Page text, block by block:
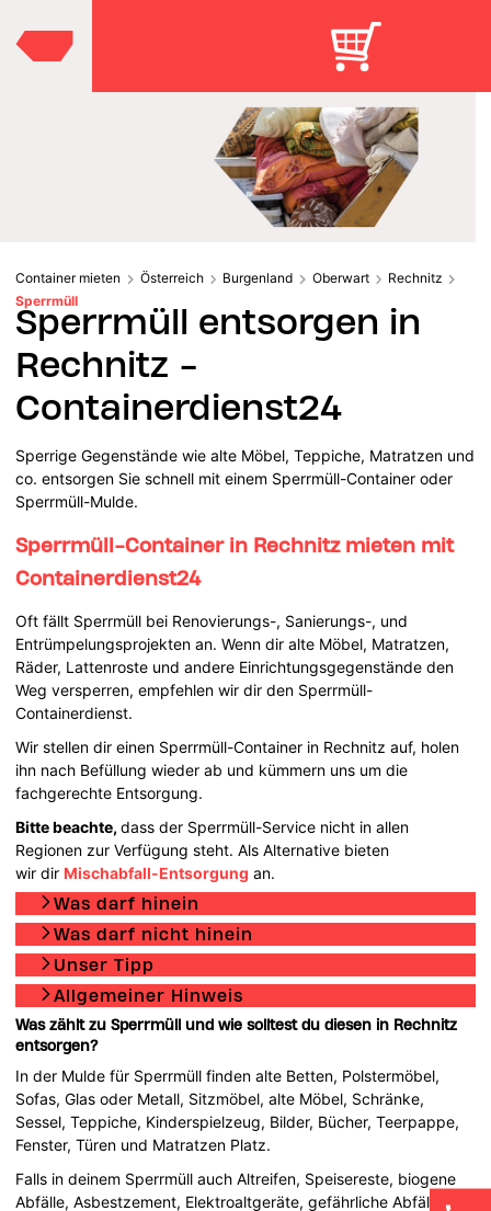
Container mieten Österreich Burgenland Oberwart
Rechnitz
Sperrmüll
Sperrmüll entsorgen in
Rechnitz -
Containerdienst24
Sperrige Gegenstände wie alte Möbel, Teppiche, Matratzen und
co. entsorgen Sie schnell mit einem Sperrmüll-Container oder
Sperrmüll-Mulde.
Sperrmüll-Container in Rechnitz mieten mit
Containerdienst24
Oft fällt Sperrmüll bei Renovierungs-, Sanierungs-, und
Entrümpelungsprojekten an. Wenn dir alte Möbel, Matratzen,
Räder, Lattenroste und andere Einrichtungsgegenstände den
Weg versperren, empfehlen wir dir den Sperrmüll-
Containerdienst.
Wir stellen dir einen Sperrmüll-Container in Rechnitz auf, holen
ihn nach Befüllung wieder ab und kümmern uns um die
fachgerechte Entsorgung.
Bitte beachte,dass der Sperrmüll-Service nicht in allen
Regionen zur Verfügung steht. Als Alternative bieten
wir dir Mischabfall-Entsorgung an.
Was darf hinein
Was darf nicht hinein
Unser Tipp
Allgemeiner Hinweis
Was zählt zu Sperrmüll und wie solltest du diesen in Rechnitz
entsorgen?
In der Mulde für Sperrmüll finden alte Betten, Polstermöbel,
Sofas, Glas oder Metall, Sitzmöbel, alte Möbel, Schränke,
Sessel, Teppiche, Kinderspielzeug, Bilder, Bücher, Teerpappe,
Fenster, Türen und Matratzen Platz.
Falls in deinem Sperrmüll auch Altreifen, Speisereste, biogene
Abfälle, Asbestzement, Elektroaltgeräte, gefährliche Abfälle,